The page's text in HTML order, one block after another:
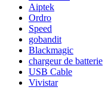
Aiptek
Ordro
Speed
gobandit
Blackmagic
chargeur de batterie
USB Cable
Vivistar